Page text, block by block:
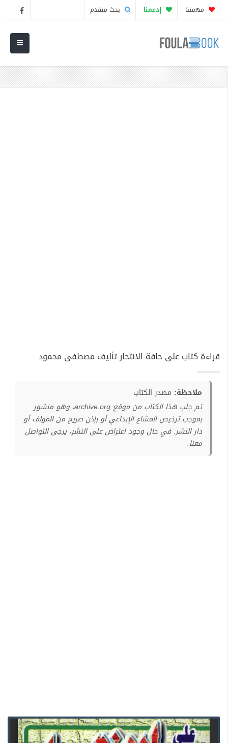
مهمتنا إدعمنا بحث متقدم
قراءة كتاب على حافة الانتحار تأليف مصطفى محمود
ملاحظة: مصدر الكتاب
تم جلب هذا الكتاب من موقع archive.org، وهو منشور
بموجب ترخيص المشاع الإبداعي أو بإذن صريح من المؤلف أو
دار النشر. في حال وجود اعتراض على النشر، يرجى التواصل
معنا.